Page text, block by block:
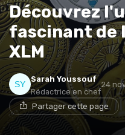
Découvrez
fascinant de
XLM
Sarah Youssouf
Rédactrice en chef
24
Partager cette page